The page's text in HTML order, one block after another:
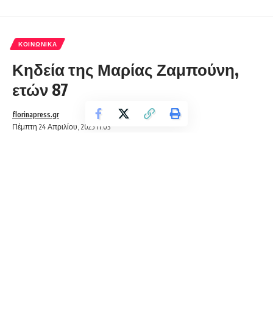
ΚΟΙΝΩΝΙΚΆ
Κηδεία της Μαρίας Ζαμπούνη,
ετών 87
Πέμπτη 24 Απριλίου, 2025 11:03
florinapress.gr